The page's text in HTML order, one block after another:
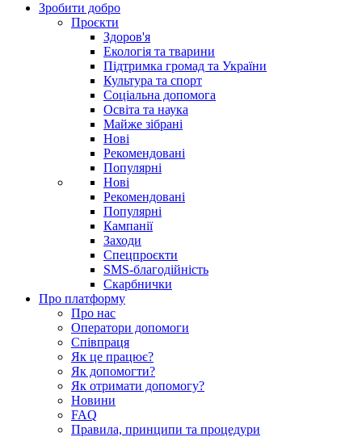
Зробити добро
Проєкти
Здоров'я
Екологія та тварини
Підтримка громад та України
Культура та спорт
Соціальна допомога
Освіта та наука
Майже зібрані
Нові
Рекомендовані
Популярні
Нові
Рекомендовані
Популярні
Кампанії
Заходи
Спецпроєкти
SMS-благодійність
Скарбнички
Про платформу
Про нас
Оператори допомоги
Співпраця
Як це працює?
Як допомогти?
Як отримати допомогу?
Новини
FAQ
Правила, принципи та процедури